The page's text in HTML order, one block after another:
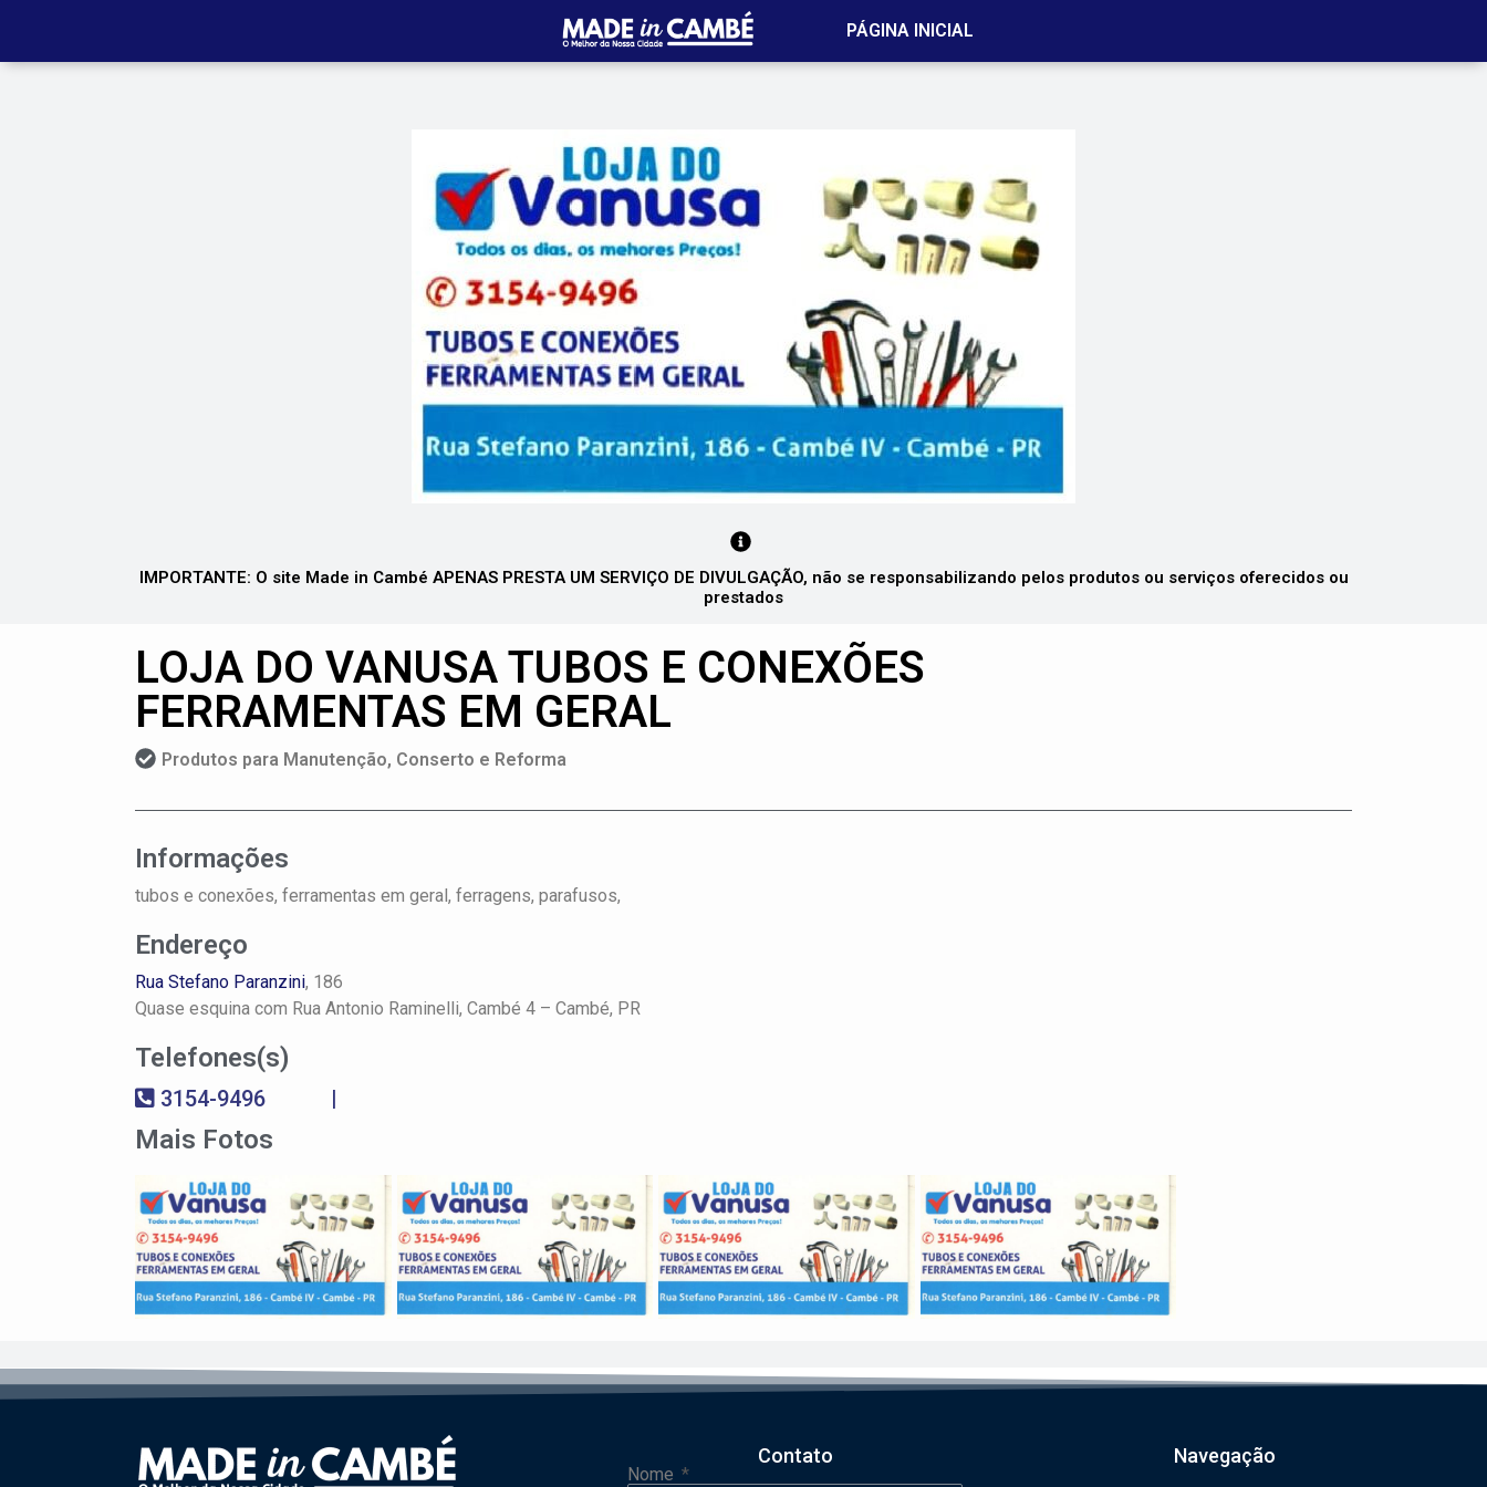
PÁGINA INICIAL
IMPORTANTE: O site Made in Cambé APENAS PRESTA UM SERVIÇO DE DIVULGAÇÃO, não se responsabilizando pelos produtos ou serviços oferecidos ou
prestados
LOJA DO VANUSA TUBOS E CONEXÕES
FERRAMENTAS EM GERAL
Produtos para Manutenção, Conserto e Reforma
Informações
tubos e conexões, ferramentas em geral, ferragens, parafusos,
Endereço
Rua Stefano Paranzini, 186
Quase esquina com Rua Antonio Raminelli, Cambé 4 – Cambé, PR
Telefones(s)
3154-9496 |
Mais Fotos
Contato
Nome
Navegação